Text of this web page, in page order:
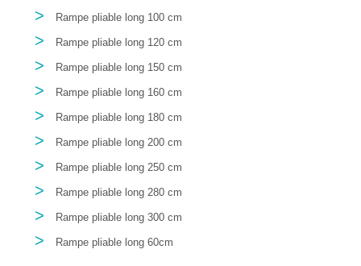
> Rampe pliable long 100 cm
> Rampe pliable long 120 cm
> Rampe pliable long 150 cm
> Rampe pliable long 160 cm
> Rampe pliable long 180 cm
> Rampe pliable long 200 cm
> Rampe pliable long 250 cm
> Rampe pliable long 280 cm
> Rampe pliable long 300 cm
> Rampe pliable long 60cm